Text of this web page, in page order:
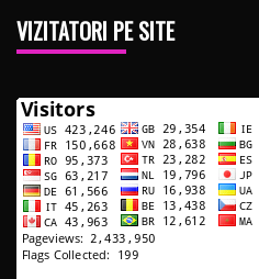
VIZITATORI PE SITE